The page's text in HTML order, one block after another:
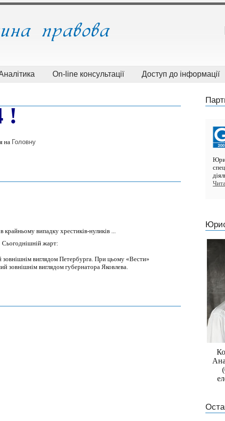
On-line консультації Доступ до інформації
!
на Головну
випадку хрестиків-нуликів ...
Сьогоднішній жарт:
виглядом Петербурга. При цьому «Вести»
зовнішнім виглядом губернатора Яковлева.